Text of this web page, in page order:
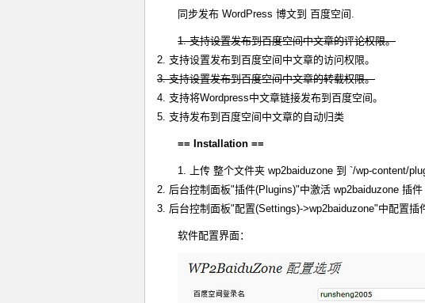
同步发布 WordPress 博文到 百度空间.
1. 支持设置发布到百度空间中文章的评论权限。
2. 支持设置发布到百度空间中文章的访问权限。
3. 支持设置发布到百度空间中文章的转载权限。
4. 支持将Wordpress中文章链接发布到百度空间。
5. 支持发布到百度空间中文章的自动归类
== Installation ==
1. 上传 整个文件夹 wp2baiduzone 到 `/wp-content/
2. 后台控制面板"插件(Plugins)"中激活 wp2baiduzone 插件
3. 后台控制面板"配置(Settings)->wp2baiduzone"中配置插
软件配置界面：